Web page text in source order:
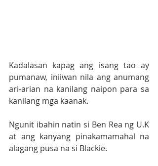
Kadalasan kapag ang isang tao ay
pumanaw, iniiwan nila ang anumang
ari-arian na kanilang naipon para sa
kanilang mga kaanak.
Ngunit ibahin natin si Ben Rea ng U.K
at ang kanyang pinakamamahal na
alagang pusa na si Blackie.